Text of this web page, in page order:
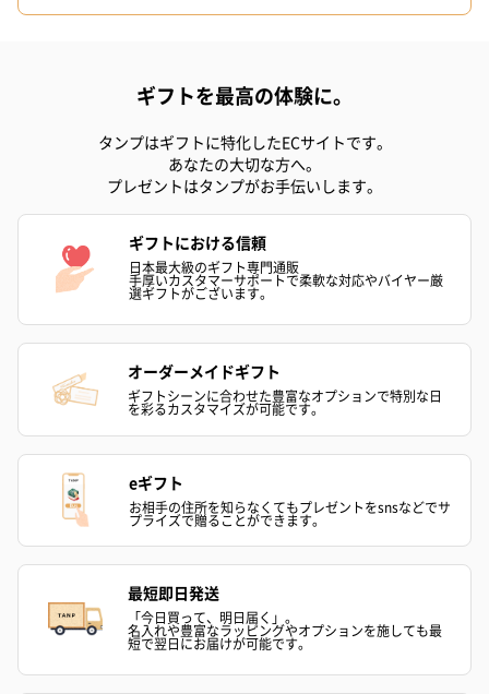
ハンドクリーム3本セッ
（1,100円）
シャワージェル＆ハン
レープフルーツ）
（2,145円）
リラックスグッズ
リラックスグッズを同梱してお届けします。
かき氷入浴剤4点セット
（ブルー）（748円）
かき氷入浴剤4点セット
（イエロー）（748円）
バスフラワー
円）
ハンドタオル・ハンカチ
ギフトを最高の体験に。
タンプはギフトに特化したECサイトです。
あなたの大切な方へ。
プレゼントはタンプがお手伝いします。
ギフトにおける信頼
日本最大級のギフト専門通販
手厚いカスタマーサポートで柔軟な対応やバイヤー厳
選ギフトがございます。
オーダーメイドギフト
ギフトシーンに合わせた豊富なオプションで特別な日
を彩るカスタマイズが可能です。
eギフト
お相手の住所を知らなくてもプレゼントをsnsなどでサ
プライズで贈ることができます。
最短即日発送
「今日買って、明日届く」。
名入れや豊富なラッピングやオプションを施しても最
短で翌日にお届けが可能です。